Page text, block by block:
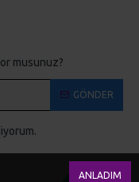
musunuz?
GÖNDER
ANLADIM